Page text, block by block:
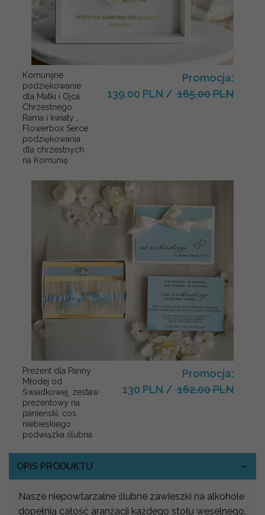
Komunijne
podziękowanie
dla Matki i Ojca
Chrzestnego
Rama i kwiaty ,
Flowerbox Serce
podziękowania
dla chrzestnych
na Komunię
Promocja:
139.00 PLN / 165.00 PLN
Prezent dla Panny
Młodej od
Świadkowej, zestaw
prezentowy na
panieński, cos
niebieskiego
podwiązka ślubna
Promocja:
130 PLN / 162.00 PLN
OPIS PRODUKTU
Nasze niepowtarzalne ślubne zawieszki na alkohole
dopełnią całość aranżacji każdego stołu weselnego.